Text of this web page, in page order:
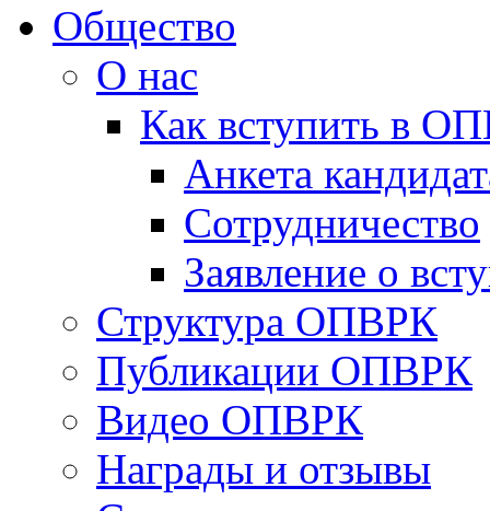
Общество
О нас
Как вступить в
Анкета
Сотрудничество
Заявление о
Структура ОПВРК
Публикации ОПВРК
Видео ОПВРК
Награды и отзывы